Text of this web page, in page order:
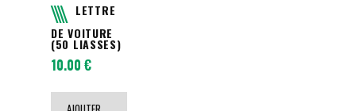
LETTRE
DE VOITURE
(50 LIASSES)
10.00 €